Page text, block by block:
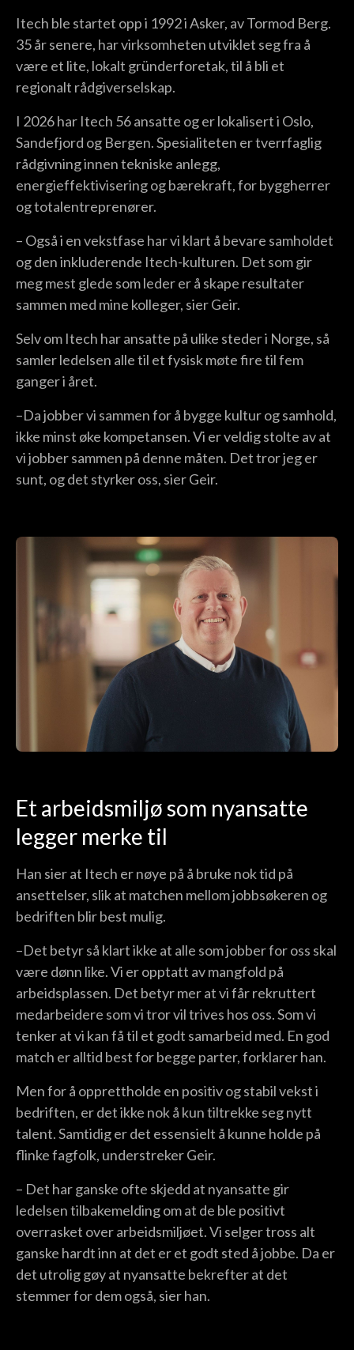
Itech ble startet opp i 1992 i Asker, av Tormod Berg.
35 år senere, har virksomheten utviklet seg fra å
være et lite, lokalt gründerforetak, til å bli et
regionalt rådgiverselskap.
I 2026 har Itech 56 ansatte og er lokalisert i Oslo,
Sandefjord og Bergen. Spesialiteten er tverrfaglig
rådgivning innen tekniske anlegg,
energieffektivisering og bærekraft, for byggherrer
og totalentreprenører.
– Også i en vekstfase har vi klart å bevare samholdet
og den inkluderende Itech-kulturen. Det som gir
meg mest glede som leder er å skape resultater
sammen med mine kolleger, sier Geir.
Selv om Itech har ansatte på ulike steder i Norge, så
samler ledelsen alle til et fysisk møte fire til fem
ganger i året.
–Da jobber vi sammen for å bygge kultur og samhold,
ikke minst øke kompetansen. Vi er veldig stolte av at
vi jobber sammen på denne måten. Det tror jeg er
sunt, og det styrker oss, sier Geir.
Et arbeidsmiljø som nyansatte
legger merke til
Han sier at Itech er nøye på å bruke nok tid på
ansettelser, slik at matchen mellom jobbsøkeren og
bedriften blir best mulig.
–Det betyr så klart ikke at alle som jobber for oss skal
være dønn like. Vi er opptatt av mangfold på
arbeidsplassen. Det betyr mer at vi får rekruttert
medarbeidere som vi tror vil trives hos oss. Som vi
tenker at vi kan få til et godt samarbeid med. En god
match er alltid best for begge parter, forklarer han.
Men for å opprettholde en positiv og stabil vekst i
bedriften, er det ikke nok å kun tiltrekke seg nytt
talent. Samtidig er det essensielt å kunne holde på
flinke fagfolk, understreker Geir.
– Det har ganske ofte skjedd at nyansatte gir
ledelsen tilbakemelding om at de ble positivt
overrasket over arbeidsmiljøet. Vi selger tross alt
ganske hardt inn at det er et godt sted å jobbe. Da er
det utrolig gøy at nyansatte bekrefter at det
stemmer for dem også, sier han.